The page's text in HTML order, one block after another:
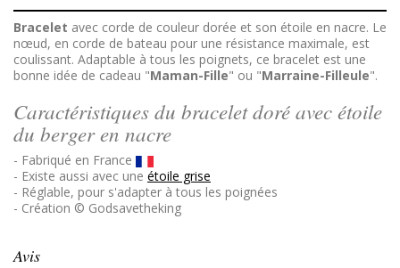
Bracelet avec corde de couleur dorée et son étoile en nacre. Le
nœud, en corde de bateau pour une résistance maximale, est
coulissant. Adaptable à tous les poignets, ce bracelet est une
bonne idée de cadeau "Maman-Fille" ou "Marraine-Filleule".
Caractéristiques du bracelet doré avec étoile
du berger en nacre
- Fabriqué en France
- Existe aussi avec une étoile grise
- Réglable, pour s'adapter à tous les poignées
- Création © Godsavetheking
Avis